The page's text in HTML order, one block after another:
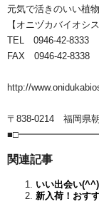
元気で活きのいい植
【オニヅカバイオシ
TEL 0946-42-8333
FAX 0946-42-8338
http://
〒838-0214 福岡県
関連記事
いい出会い(^^)
新入荷！おす